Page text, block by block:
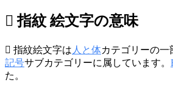
🫆 指紋 絵文字の意味
🫆 指紋絵文字は 人と体カテゴリーの一
記号サブカテゴリーに属しています。
た。